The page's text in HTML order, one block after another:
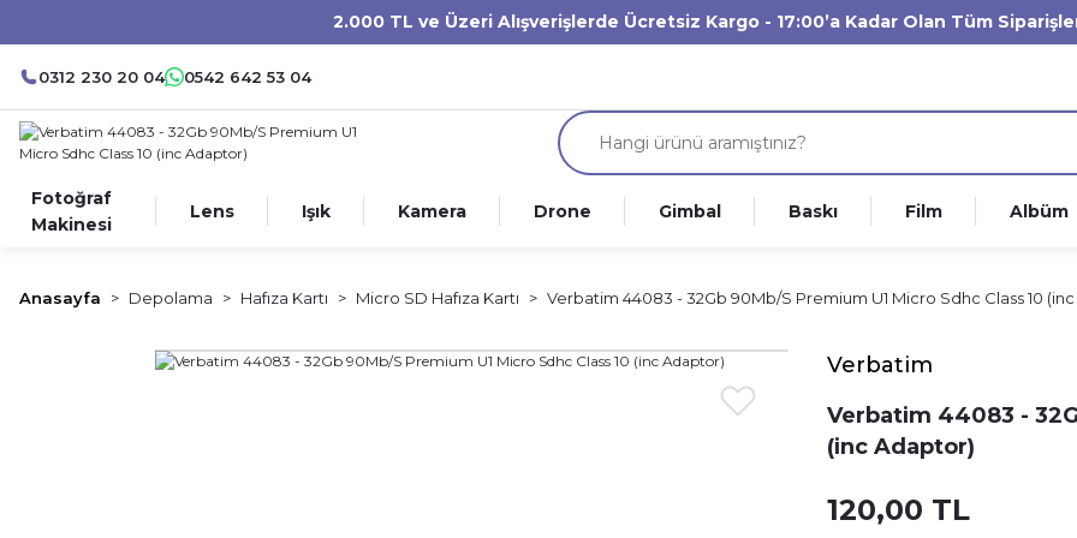
2.000 TL ve Üzeri Alışverişlerde Ücretsiz Kargo - 17:00’a Kadar Olan Tüm
0312 230 20 04 0542 642 53 04
Fotoğraf
Makinesi
Lens Işık Kamera Drone Gimbal Baskı Film Albüm
Anasayfa Depolama Hafıza Kartı Micro SD Hafıza Kartı Verbatim 44083 - 32Gb 90Mb/S Premium U1 Micro Sdhc Class 10
Verbatim
Verbatim 44083 -
(inc Adaptor)
120,00 TL